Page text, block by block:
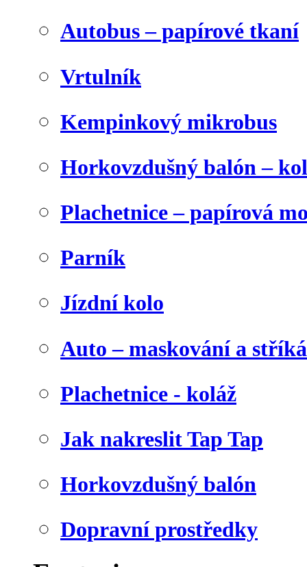
Autobus – papírové tkaní
Vrtulník
Kempinkový mikrobus
Horkovzdušný balón –
Plachetnice – papírová
Parník
Jízdní kolo
Auto – maskování a
Plachetnice - koláž
Jak nakreslit Tap Tap
Horkovzdušný balón
Dopravní prostředky